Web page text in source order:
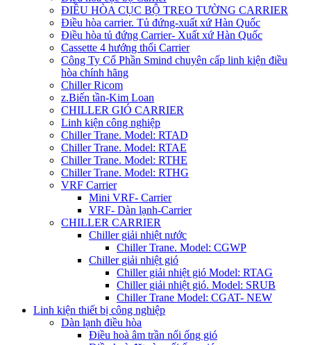
ĐIỀU HÒA CỤC BỘ TREO TƯỜNG CARRIER
Điều hòa carrier. Tủ đứng-xuất xứ Hàn Quốc
Điều hòa tủ đứng Carrier- Xuất xứ Hàn Quốc
Cassette 4 hướng thổi Carrier
Công Ty Cổ Phần Smind chuyên cấp linh kiện điều
hòa chính hãng
Chiller Ricom
z.Biến tần-Kim Loan
CHILLER GIÓ CARRIER
Linh kiện công nghiệp
Chiller Trane. Model: RTAD
Chiller Trane. Model: RTAE
Chiller Trane. Model: RTHE
Chiller Trane. Model: RTHG
VRF Carrier
Mini VRF- Carrier
VRF- Dàn lạnh-Carrier
CHILLER CARRIER
Chiller giải nhiệt nước
Chiller Trane. Model: CGWP
Chiller giải nhiệt gió
Chiller giải nhiệt gió Model: RTAG
Chiller giải nhiệt gió. Model: SRUB
Chiller Trane Model: CGAT- NEW
Linh kiện thiết bị công nghiệp
Dàn lạnh điều hòa
Điều hoà âm trần nối ống gió